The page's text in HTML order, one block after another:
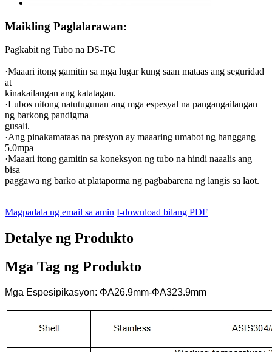
Maikling Paglalarawan:
Pagkabit ng Tubo na DS-TC
·Maaari itong gamitin sa mga lugar kung saan mataas ang seguridad
at
kinakailangan ang katatagan.
·Lubos nitong natutugunan ang mga espesyal na pangangailangan
ng barkong pandigma
gusali.
·Ang pinakamataas na presyon ay maaaring umabot ng hanggang
5.0mpa
·Maaari itong gamitin sa koneksyon ng tubo na hindi naaalis ang
bisa
paggawa ng barko at plataporma ng pagbabarena ng langis sa laot.
Magpadala ng email sa amin I-download bilang PDF
Detalye ng Produkto
Mga Tag ng Produkto
Mga Espesipikasyon: ΦA26.9mm-ΦA323.9mm